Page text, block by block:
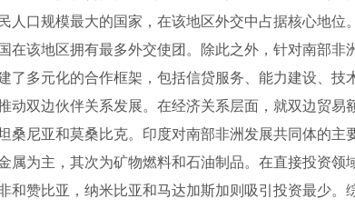
人口规模最大的国家，在该地区外交中占据核心地位
在该地区拥有最多外交使团。除此之外，针对南部非
了多元化的合作框架，包括信贷服务、能力建设、技
动双边伙伴关系发展。在经济关系层面，就双边贸易
桑尼亚和莫桑比克。印度对南部非洲发展共同体的主
属为主，其次为矿物燃料和石油制品。在直接投资领
和赞比亚，纳米比亚和马达加斯加则吸引投资最少。